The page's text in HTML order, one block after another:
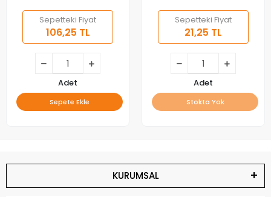
Sepetteki Fiyat
106,25 TL
Adet
Sepete Ekle
Sepetteki Fiyat
21,25 TL
Adet
Stokta Yok
KURUMSAL